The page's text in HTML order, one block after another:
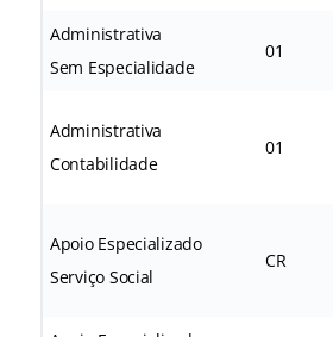
Administrativa
Sem Especialidade
01
Administrativa
Contabilidade
01
Apoio Especializado
Serviço Social
CR